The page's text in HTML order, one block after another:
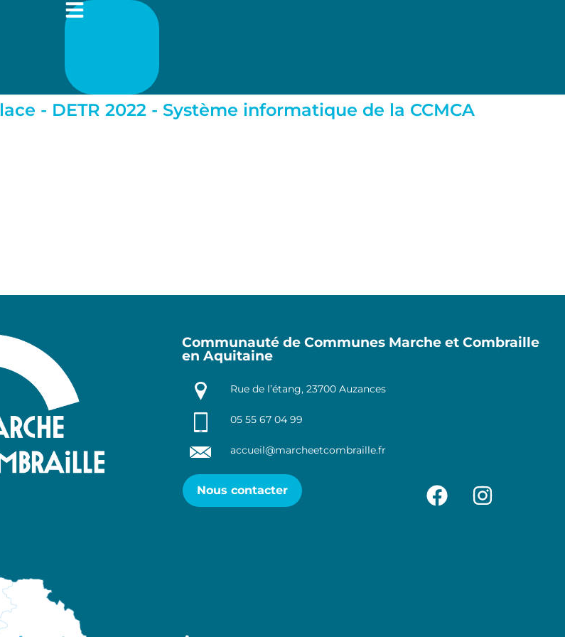
- DETR 2022 - Système informatique de la CCMCA
Communauté de Communes Marche et Combraille
en Aquitaine
Rue de l’étang, 23700 Auzances
05 55 67 04 99
accueil@marcheetcombraille.fr
Nous contacter